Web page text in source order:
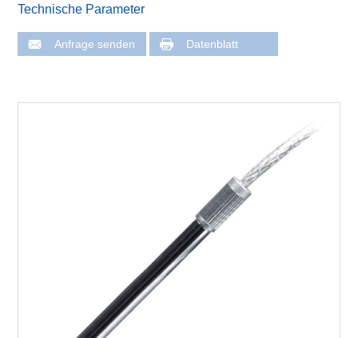
Technische Parameter
Anfrage senden Datenblatt